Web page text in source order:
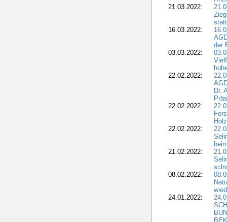
21.03.2022:
16.03.2022:
der
03.03.2022:
22.02.2022:
Dr.
22.02.2022:
22.02.2022:
21.02.2022:
08.02.2022:
24.01.2022: